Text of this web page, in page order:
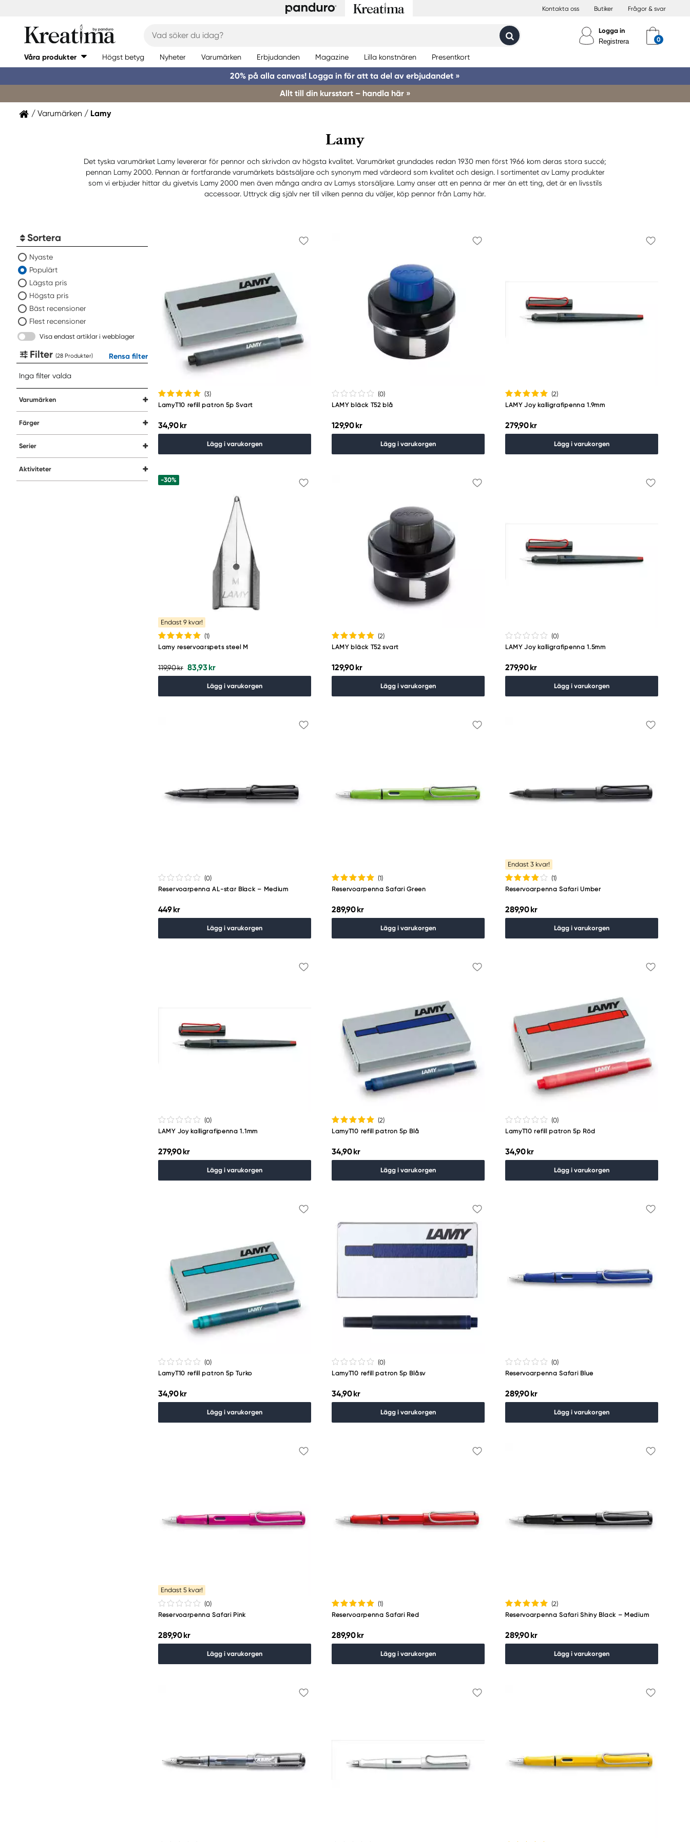
Kontakta oss Butiker Frågor & svar
Logga in
Registrera
Våra produkter Högst betyg Nyheter Varumärken Erbjudanden Magazine Lilla konstnären Presentkort
20% på alla canvas! Logga in för att ta del av erbjudandet »
Allt till din kursstart – handla här »
Varumärken Lamy
Lamy
Det tyska varumärket Lamy levererar för pennor och skrivdon av högsta kvalitet. Varumärket grundades redan 1930 men först 1966 kom deras stora succé;
pennan Lamy 2000. Pennan är fortfarande varumärkets bästsäljare och synonym med värdeord som kvalitet och design. I sortimentet av Lamy produkter
som vi erbjuder hittar du givetvis Lamy 2000 men även många andra av Lamys storsäljare. Lamy anser att en penna är mer än ett ting, det är en livsstils
accessoar. Uttryck dig själv ner till vilken penna du väljer, köp pennor från Lamy här.
Sortera
Nyaste
Populärt
Lägsta pris
Högsta pris
Bäst recensioner
Flest recensioner
Visa endast artiklar i webblager
Filter ( Produkter) Rensa filter
Inga filter valda
Varumärken
Färger
Serier
Aktiviteter
(3)
LamyT10 refill patron 5p Svart
34,90 kr
Lägg i varukorgen
(0)
LAMY bläck T52 blå
129,90 kr
Lägg i varukorgen
(2)
LAMY Joy kalligrafipenna 1.9mm
279,90 kr
Lägg i varukorgen
-30%
Endast 9 kvar!
(1)
Lamy reservoarspets steel M
119,90 kr 83,93 kr
Lägg i varukorgen
(2)
LAMY bläck T52 svart
129,90 kr
Lägg i varukorgen
(0)
LAMY Joy kalligrafipenna 1.5mm
279,90 kr
Lägg i varukorgen
(0)
Reservoarpenna AL-star Black – Medium
449 kr
Lägg i varukorgen
(1)
Reservoarpenna Safari Green
289,90 kr
Lägg i varukorgen
Endast 3 kvar!
(1)
Reservoarpenna Safari Umber
289,90 kr
Lägg i varukorgen
(0)
LAMY Joy kalligrafipenna 1.1mm
279,90 kr
Lägg i varukorgen
(2)
LamyT10 refill patron 5p Blå
34,90 kr
Lägg i varukorgen
(0)
LamyT10 refill patron 5p Röd
34,90 kr
Lägg i varukorgen
(0)
LamyT10 refill patron 5p Turko
34,90 kr
Lägg i varukorgen
(0)
LamyT10 refill patron 5p Blåsv
34,90 kr
Lägg i varukorgen
(0)
Reservoarpenna Safari Blue
289,90 kr
Lägg i varukorgen
Endast 5 kvar!
(0)
Reservoarpenna Safari Pink
289,90 kr
Lägg i varukorgen
(1)
Reservoarpenna Safari Red
289,90 kr
Lägg i varukorgen
(2)
Reservoarpenna Safari Shiny Black – Medium
289,90 kr
Lägg i varukorgen